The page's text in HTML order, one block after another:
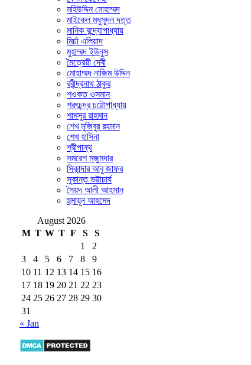
মহিউদ্দিন মোহাম্মদ
মাইকেল মধুসূদন দত্ত
মানিক বন্দ্যোপাধ্যায়
মির্চা এলিয়াদ
মুহাম্মদ ইউনুস
মৈত্রেয়ী দেবী
মোহাম্মদ নাজিম উদ্দিন
রবীন্দ্রনাথ ঠাকুর
শওকত ওসমান
শরৎচন্দ্র চট্টোপাধ্যায়
শামসুর রাহমান
শেখ মুজিবুর রহমান
শেখ হাসিনা
শ্রীপান্থ
সমরেশ মজুমদার
সিকান্দার আবু জাফর
সুকান্ত ভট্টাচার্য
সৈয়দ আলী আহসান
হুমায়ূন আহমেদ
August 2026
M T W T F S
S
1
2
3
4 5 6 7 8
9
10 11 12 13 14 15 16
17 18 19 20 21 22 23
24 25 26 27 28 29 30
31
« Jan